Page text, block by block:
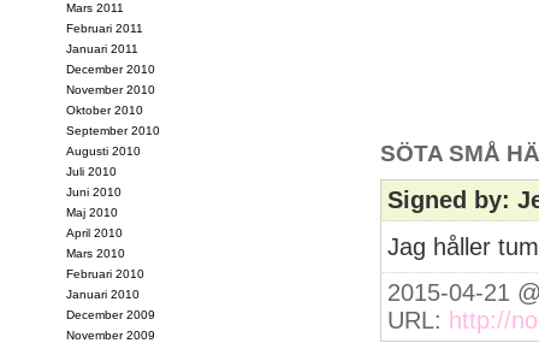
SÖTA SMÅ
Signed by:
Jag håller
2015-04-21
URL: http://
Mars 2011
Februari 2011
Januari 2011
December 2010
November 2010
Oktober 2010
September 2010
Augusti 2010
Juli 2010
Juni 2010
Maj 2010
April 2010
Mars 2010
Februari 2010
Januari 2010
December 2009
November 2009